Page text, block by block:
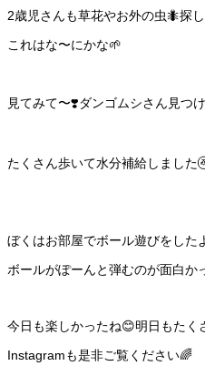
2歳児さんも草花やお外の虫🐜探
これはな〜にかな🌱
見てみて〜❣️ダンゴムシさん見つ
たくさん歩いて水分補給しました
ぼくはお部屋でボール遊びをした
ボールがぽーんと弾むのが面白か
今日も楽しかったね😊明日もたく
Instagramも是非ご覧ください🌈